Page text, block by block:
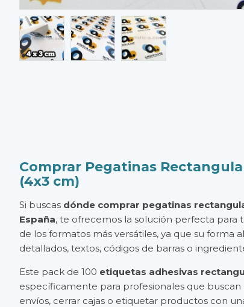
Comprar Pegatinas
(4x3 cm)
Si buscas dónde comprar pegatinas
España, te ofrecemos la solución perfecta para
de los formatos más versátiles, ya que su forma
detallados, textos, códigos de barras o
Este pack de 100 etiquetas adhesivas
específicamente para profesionales que
envíos, cerrar cajas o etiquetar productos con